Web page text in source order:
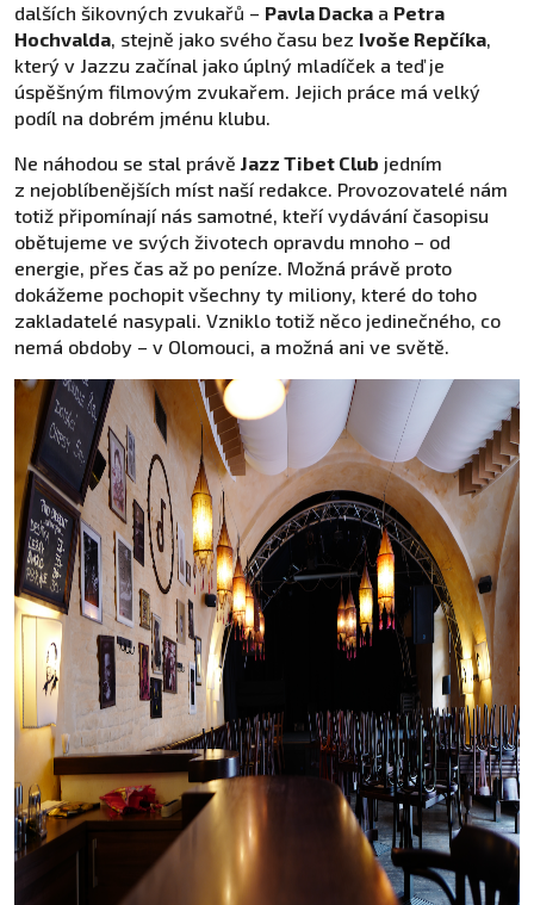
dalších šikovných zvukařů – Pavla Dacka a Petra
Hochvalda, stejně jako svého času bez Ivoše Repčíka,
který v Jazzu začínal jako úplný mladíček a teď je
úspěšným filmovým zvukařem. Jejich práce má velký
podíl na dobrém jménu klubu.
Ne náhodou se stal právě Jazz Tibet Club jedním
z nejoblíbenějších míst naší redakce. Provozovatelé nám
totiž připomínají nás samotné, kteří vydávání časopisu
obětujeme ve svých životech opravdu mnoho – od
energie, přes čas až po peníze. Možná právě proto
dokážeme pochopit všechny ty miliony, které do toho
zakladatelé nasypali. Vzniklo totiž něco jedinečného, co
nemá obdoby – v Olomouci, a možná ani ve světě.